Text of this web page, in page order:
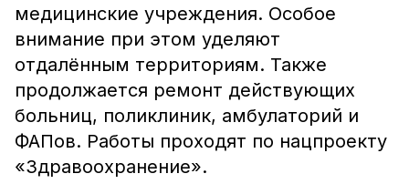
медицинские учреждения. Особое
внимание при этом уделяют
отдалённым территориям. Также
продолжается ремонт действующих
больниц, поликлиник, амбулаторий и
ФАПов. Работы проходят по нацпроекту
«Здравоохранение».